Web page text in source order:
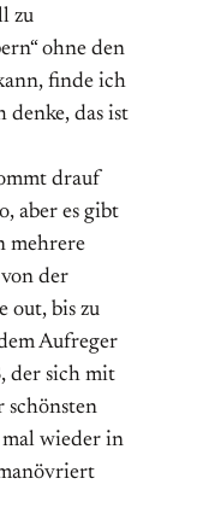
zu
ohne den
finde ich
denke, das ist
drauf
aber es gibt
mehrere
der
out, bis zu
Aufreger
der sich mit
schönsten
mal wieder in